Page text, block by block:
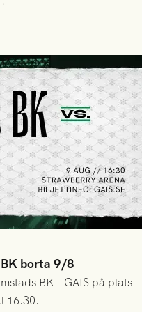
borta 9/8
BK - GAIS på plats
16.30.